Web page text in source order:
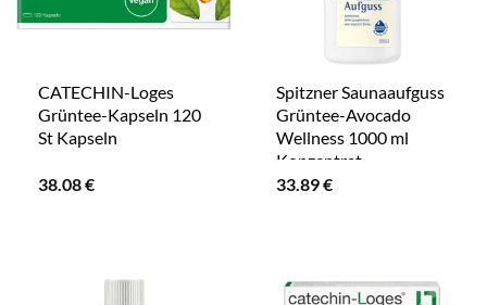
CATECHIN-Loges
Grüntee-Kapseln 120
St Kapseln
38.08€
Spitzner Saunaaufguss
Grüntee-Avocado
Wellness 1000 ml
Konzentrat
33.89€